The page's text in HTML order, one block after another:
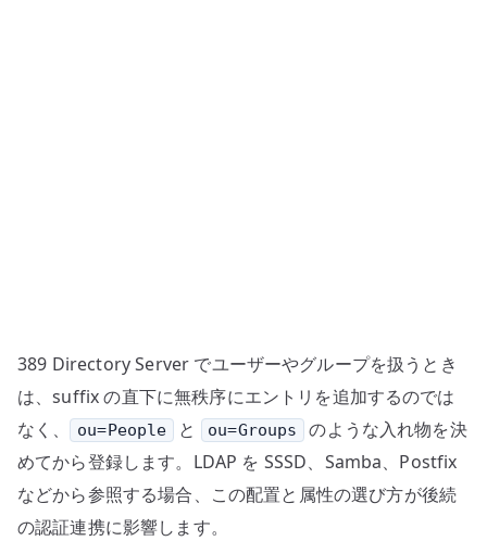
の
389 Directory Server でユーザーやグループを扱うとき
は、suffix の直下に無秩序にエントリを追加するのでは
なく、
ou=People と ou=Groups
のような入れ物を決
めてから登録します。LDAP を SSSD、Samba、Postfix
などから参照する場合、この配置と属性の選び方が後続
の認証連携に影響します。